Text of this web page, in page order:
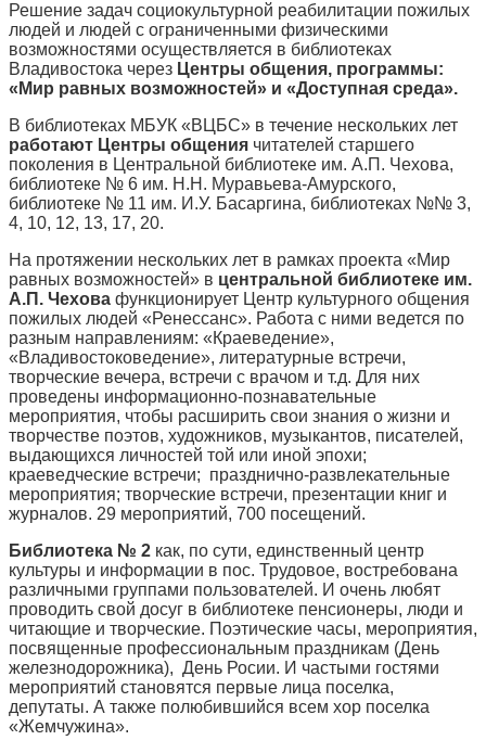
Решение задач социокультурной реабилитации пожилых
людей и людей с ограниченными физическими
возможностями осуществляется в библиотеках
Владивостока через Центры общения, программы:
«Мир равных возможностей» и «Доступная среда».
В библиотеках МБУК «ВЦБС» в течение нескольких лет
работают Центры общения читателей старшего
поколения в Центральной библиотеке им. А.П. Чехова,
библиотеке № 6 им. Н.Н. Муравьева-Амурского,
библиотеке № 11 им. И.У. Басаргина, библиотеках №№ 3,
4, 10, 12, 13, 17, 20.
На протяжении нескольких лет в рамках проекта «Мир
равных возможностей» в центральной библиотеке им.
А.П. Чехова функционирует Центр культурного общения
пожилых людей «Ренессанс». Работа с ними ведется по
разным направлениям: «Краеведение»,
«Владивостоковедение», литературные встречи,
творческие вечера, встречи с врачом и т.д. Для них
проведены информационно-познавательные
мероприятия, чтобы расширить свои знания о жизни и
творчестве поэтов, художников, музыкантов, писателей,
выдающихся личностей той или иной эпохи;
краеведческие встречи; празднично-развлекательные
мероприятия; творческие встречи, презентации книг и
журналов. 29 мероприятий, 700 посещений.
Библиотека № 2 как, по сути, единственный центр
культуры и информации в пос. Трудовое, востребована
различными группами пользователей. И очень любят
проводить свой досуг в библиотеке пенсионеры, люди и
читающие и творческие. Поэтические часы, мероприятия,
посвященные профессиональным праздникам (День
железнодорожника), День Росии. И частыми гостями
мероприятий становятся первые лица поселка,
депутаты. А также полюбившийся всем хор поселка
«Жемчужина».